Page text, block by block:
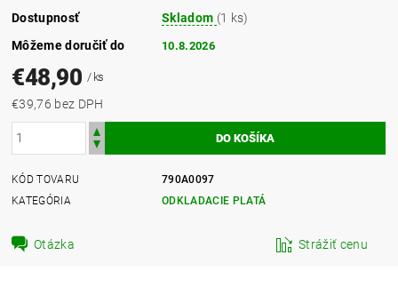
Dostupnosť Skladom (1 ks)
Môžeme doručiť do
10.8.2026
€48,90 / ks
€39,76 bez DPH
KÓD TOVARU
790A0097
KATEGÓRIA
ODKLADACIE PLATÁ
Otázka Strážiť cenu